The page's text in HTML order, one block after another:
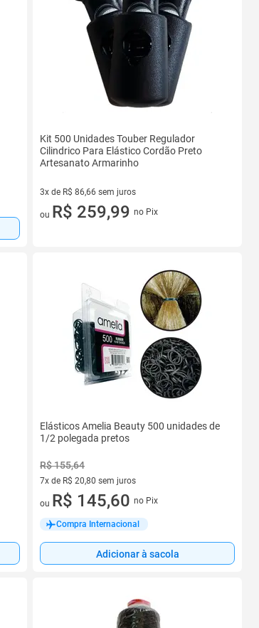
Kit 500 Unidades Touber Regulador
Cilindrico Para Elástico Cordão Preto
Artesanato Armarinho
3x de R$ 86,66 sem juros
3 vez de R$ 86,66 sem juros
ou R$ 259,99 no Pix
Elásticos Amelia Beauty 500 unidades de
1/2 polegada pretos
R$ 155,64
7x de R$ 20,80 sem juros
7 vez de R$ 20,80 sem juros
ou R$ 145,60 no Pix
Compra Internacional
Adicionar à sacola